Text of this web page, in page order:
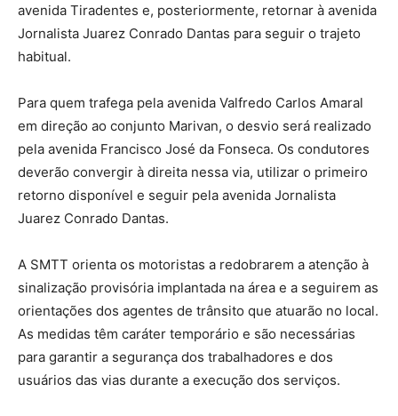
avenida Tiradentes e, posteriormente, retornar à avenida
Jornalista Juarez Conrado Dantas para seguir o trajeto
habitual.
Para quem trafega pela avenida Valfredo Carlos Amaral
em direção ao conjunto Marivan, o desvio será realizado
pela avenida Francisco José da Fonseca. Os condutores
deverão convergir à direita nessa via, utilizar o primeiro
retorno disponível e seguir pela avenida Jornalista
Juarez Conrado Dantas.
A SMTT orienta os motoristas a redobrarem a atenção à
sinalização provisória implantada na área e a seguirem as
orientações dos agentes de trânsito que atuarão no local.
As medidas têm caráter temporário e são necessárias
para garantir a segurança dos trabalhadores e dos
usuários das vias durante a execução dos serviços.